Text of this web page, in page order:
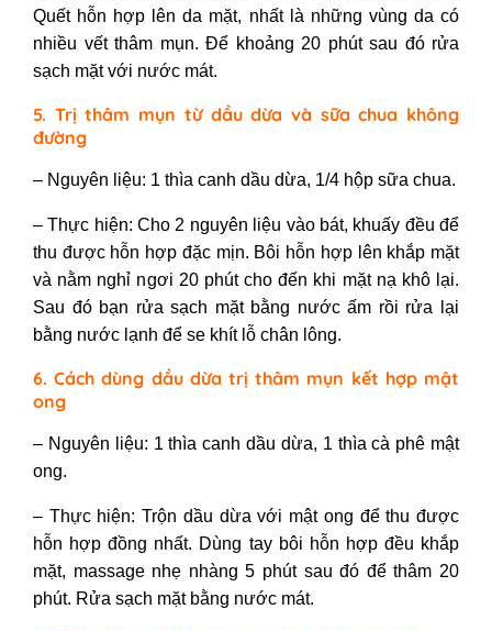
Quết hỗn hợp lên da mặt, nhất là những vùng da có
nhiều vết thâm mụn. Để khoảng 20 phút sau đó rửa
sạch mặt với nước mát.
5. Trị thâm mụn từ dầu dừa và sữa chua không
đường
– Nguyên liệu: 1 thìa canh dầu dừa, 1/4 hộp sữa chua.
– Thực hiện: Cho 2 nguyên liệu vào bát, khuấy đều để
thu được hỗn hợp đặc mịn. Bôi hỗn hợp lên khắp mặt
và nằm nghỉ ngơi 20 phút cho đến khi mặt nạ khô lại.
Sau đó bạn rửa sạch mặt bằng nước ấm rồi rửa lại
bằng nước lạnh để se khít lỗ chân lông.
6. Cách dùng dầu dừa trị thâm mụn kết hợp mật
ong
– Nguyên liệu: 1 thìa canh dầu dừa, 1 thìa cà phê mật
ong.
– Thực hiện: Trộn dầu dừa với mật ong để thu được
hỗn hợp đồng nhất. Dùng tay bôi hỗn hợp đều khắp
mặt, massage nhẹ nhàng 5 phút sau đó để thâm 20
phút. Rửa sạch mặt bằng nước mát.